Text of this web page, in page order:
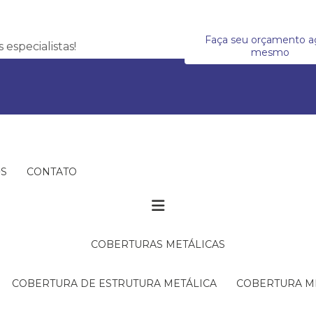
Faça seu orçamento
mesmo
CONTATO
COBERTURAS METÁLICAS
COBERTURA DE ESTRUTURA METÁLICA COBERTURA